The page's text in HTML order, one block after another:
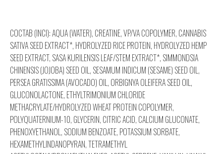
СОСТАВ (INCI): AQUA (WATER), CREATINE, VP/VA COPOLYMER, CANNABIS
SATIVA SEED EXTRACT*, HYDROLYZED RICE PROTEIN, HYDROLYZED HEMP
SEED EXTRACT, SASA KURILENSIS LEAF/STEM EXTRACT*, SIMMONDSIA
CHINENSIS (JOJOBA) SEED OIL, SESAMUM INDICUM (SESAME) SEED OIL,
PERSEA GRATISSIMA (AVOCADO) OIL, ORBIGNYA OLEIFERA SEED OIL,
GLUCONOLACTONE, ETHYLTRIMONIUM CHLORIDE
METHACRYLATE/HYDROLYZED WHEAT PROTEIN COPOLYMER,
POLYQUATERNIUM-10, GLYCERIN, CITRIC ACID, CALCIUM GLUCONATE,
PHENOXYETHANOL, SODIUM BENZOATE, POTASSIUM SORBATE,
HEXAMETHYLINDANOPYRAN, TETRAMETHYL